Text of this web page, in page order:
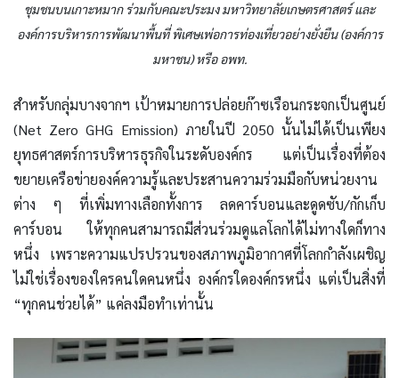
ชุมชนบนเกาะหมาก ร่วมกับคณะประมง มหาวิทยาลัยเกษตรศาสตร์ และ
องค์การบริหารการพัฒนาพื้นที่ พิเศษเพ่อการท่องเที่ยวอย่างยั่งยืน (องค์การ
มหาชน) หรือ อพท.
สำหรับกลุ่มบางจากฯ เป้าหมายการปล่อยก๊าซเรือนกระจกเป็นศูนย์
(Net Zero GHG Emission) ภายในปี 2050 นั้นไม่ได้เป็นเพียง
ยุทธศาสตร์การบริหารธุรกิจในระดับองค์กร แต่เป็นเรื่องที่ต้อง
ขยายเครือข่ายองค์ความรู้และประสานความร่วมมือกับหน่วยงาน
ต่าง ๆ ที่เพิ่มทางเลือกทั้งการ ลดคาร์บอนและดูดซับ/กักเก็บ
คาร์บอน ให้ทุกคนสามารถมีส่วนร่วมดูแลโลกได้ไม่ทางใดก็ทาง
หนึ่ง เพราะความแปรปรวนของสภาพภูมิอากาศที่โลกกำลังเผชิญ
ไม่ใช่เรื่องของใครคนใดคนหนึ่ง องค์กรใดองค์กรหนึ่ง แต่เป็นสิ่งที่
“ทุกคนช่วยได้” แค่ลงมือทำเท่านั้น